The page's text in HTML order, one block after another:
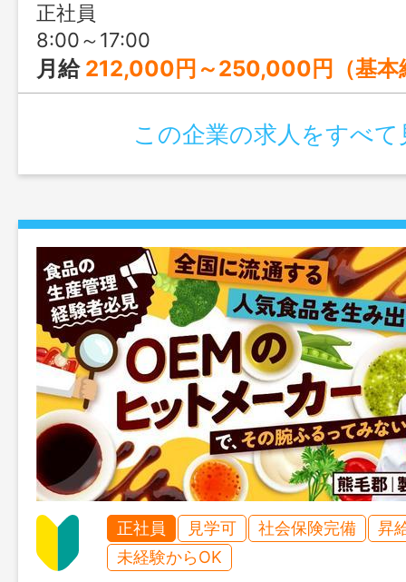
正社員
8:00～17:00
月給 212,000円～250,000円（基本
この企業の求人をすべて
正社員 見学可 社会保険完備
昇
未経験からOK